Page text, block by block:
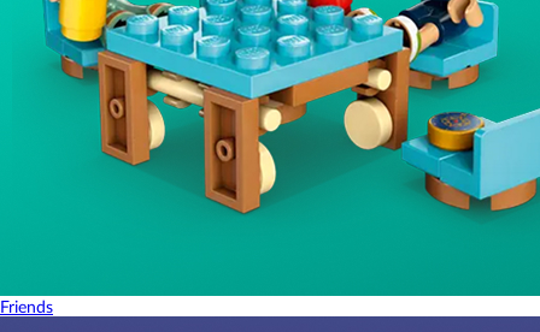
Friends